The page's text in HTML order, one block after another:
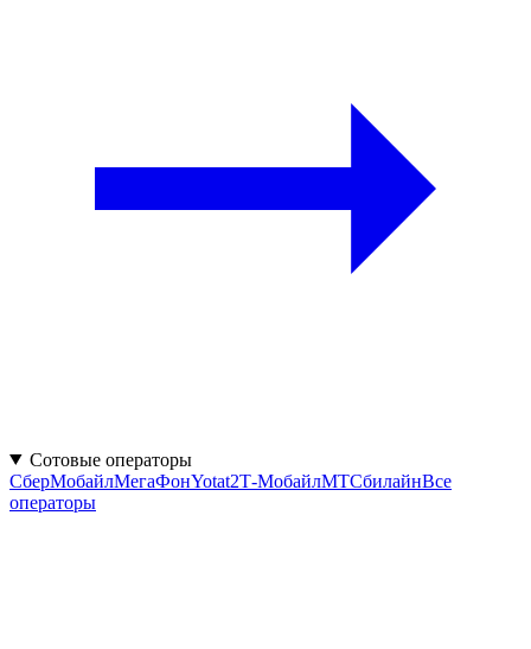
Сотовые операторы
СберМобайлМегаФонYotat2Т‑МобайлМТСбилайнВсе
операторы